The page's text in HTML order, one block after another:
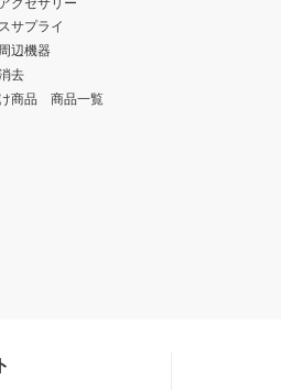
サプライ
辺機器
去
商品 商品一覧